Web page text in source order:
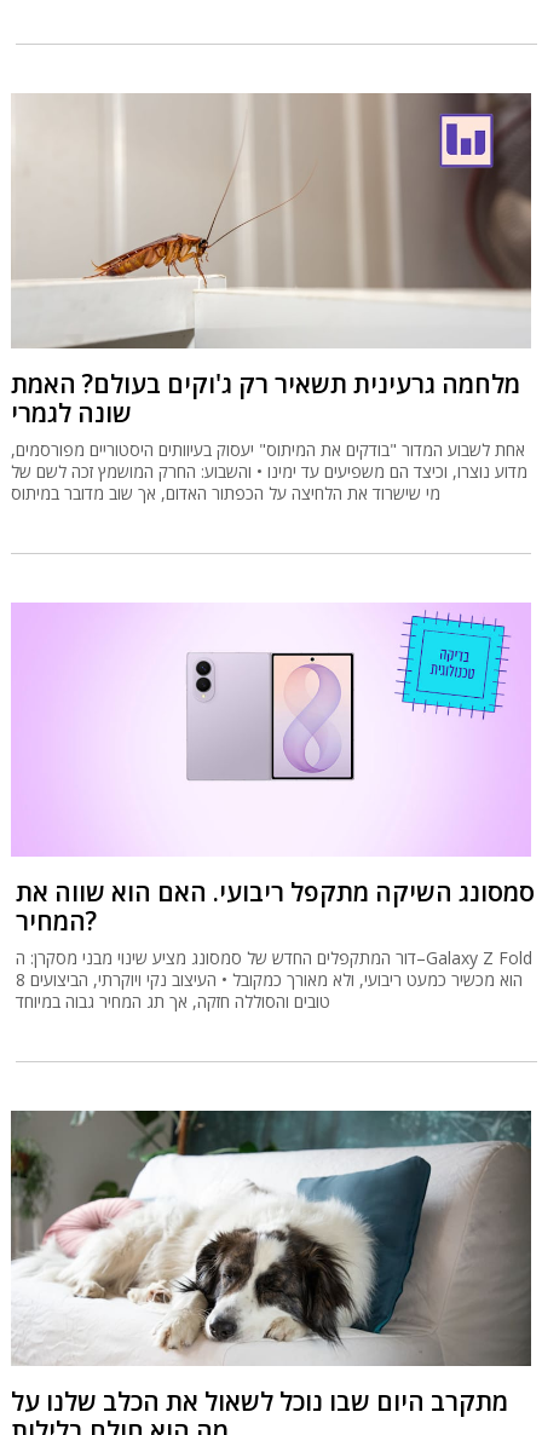
מלחמה גרעינית תשאיר רק ג'וקים בעולם? האמת
שונה לגמרי
אחת לשבוע המדור "בודקים את המיתוס" יעסוק בעיוותים היסטוריים מפורסמים,
מדוע נוצרו, וכיצד הם משפיעים עד ימינו • והשבוע: החרק המושמץ זכה לשם של
מי שישרוד את הלחיצה על הכפתור האדום, אך שוב מדובר במיתוס
סמסונג השיקה מתקפל ריבועי. האם הוא שווה את
המחיר?
דור המתקפלים החדש של סמסונג מציע שינוי מבני מסקרן: ה–Galaxy Z Fold
8 הוא מכשיר כמעט ריבועי, ולא מאורך כמקובל • העיצוב נקי ויוקרתי, הביצועים
טובים והסוללה חזקה, אך תג המחיר גבוה במיוחד
מתקרב היום שבו נוכל לשאול את הכלב שלנו על